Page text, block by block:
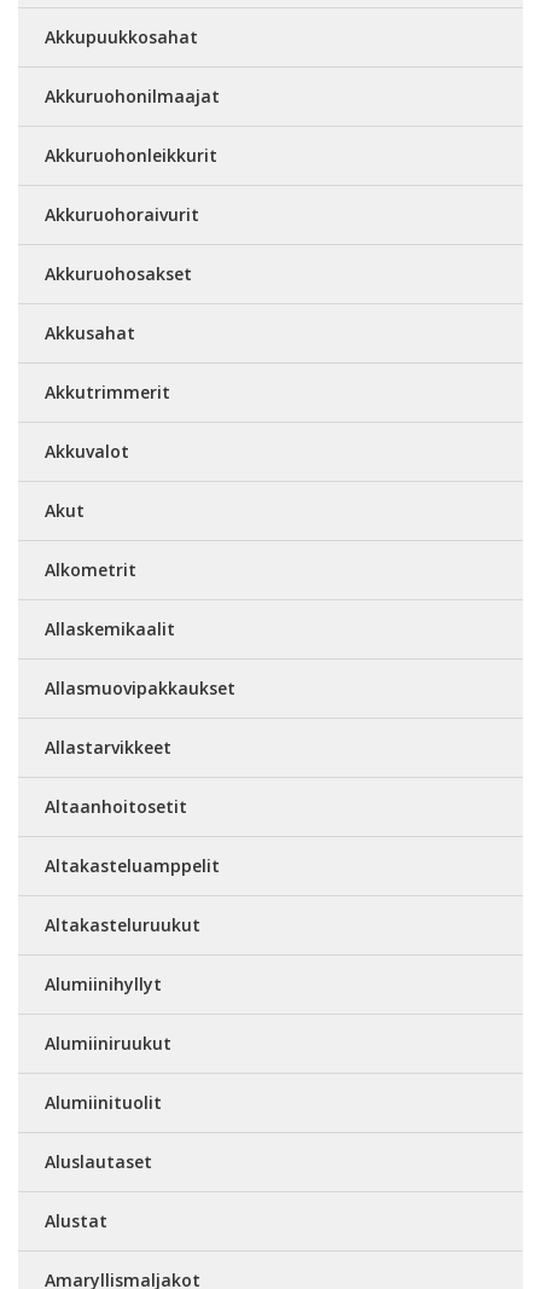
Akkupuukkosahat
Akkuruohonilmaajat
Akkuruohonleikkurit
Akkuruohoraivurit
Akkuruohosakset
Akkusahat
Akkutrimmerit
Akkuvalot
Akut
Alkometrit
Allaskemikaalit
Allasmuovipakkaukset
Allastarvikkeet
Altaanhoitosetit
Altakasteluamppelit
Altakasteluruukut
Alumiinihyllyt
Alumiiniruukut
Alumiinituolit
Aluslautaset
Alustat
Amaryllismaljakot